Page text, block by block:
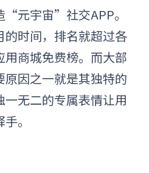
“元宇宙”社交APP。
时间，排名就超过各
商城免费榜。而大部
因之一就是其独特的
无二的专属表情让用
。